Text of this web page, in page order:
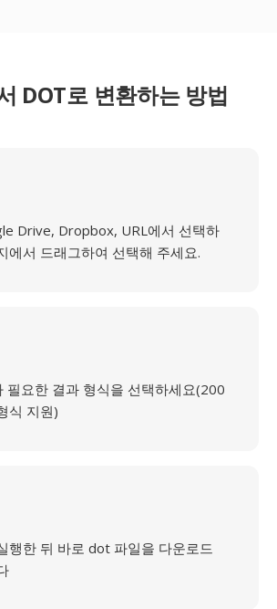
DOT로 변환하는 방법
Drive, Dropbox, URL에서 선택하
에서 드래그하여 선택해 주세요.
필요한 결과 형식을 선택하세요(200
식 지원)
행한 뒤 바로 dot 파일을 다운로드